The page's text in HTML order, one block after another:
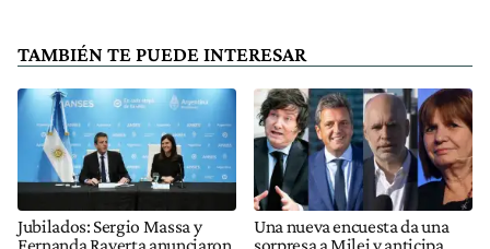
Jubilados: Sergio Massa y
Fernanda Raverta anunciaron
nuevos Créditos ANSES de
hasta $400.000
Una nueva encuesta da una
sorpresa a Milei y anticipa
una "interna muy
competitiva" en JxC